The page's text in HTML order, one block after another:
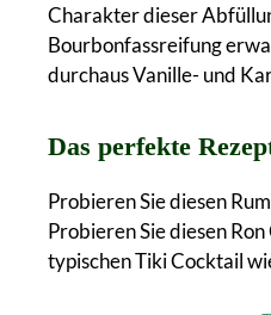
Charakter dieser
Bourbonfassreifung
durchaus Vanille- und
Das perfekte
Probieren Sie diesen
Probieren Sie diesen
typischen Tiki Cocktail